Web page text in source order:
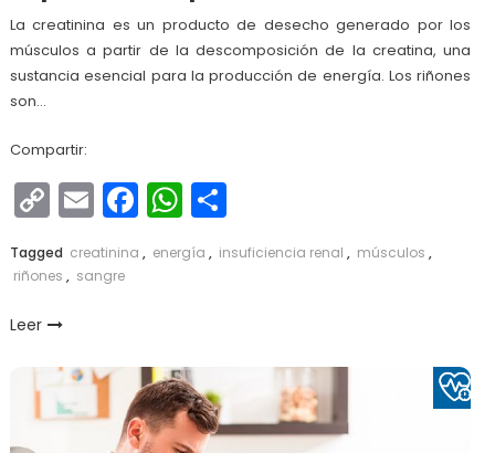
La creatinina es un producto de desecho generado por los
músculos a partir de la descomposición de la creatina, una
sustancia esencial para la producción de energía. Los riñones
son…
Compartir:
Copy
Link
EmailFacebook
WhatsApp
Compartir
Tagged creatinina , energía , insuficiencia renal , músculos ,
riñones , sangre
Leer